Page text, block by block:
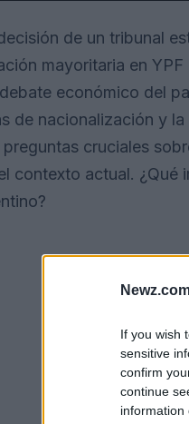
If you wish
sensitive
confirm
continue
information
de un tribunal
mayoritaria en
económico del
de nacionalización y
cruciales
contexto actual.